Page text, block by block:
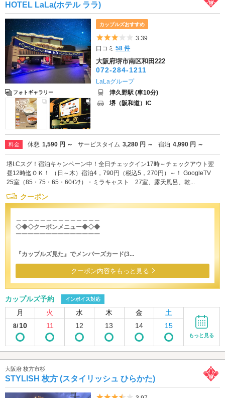
HOTEL LaLa(ホテル ララ)
フォトギャラリー
カップルズおすすめ
5つ星のうち3
3.39
口コミ58 件
大阪府堺市南区和田222
072-284-1211
LaLaグループ
津久野駅 (車10分)
堺（阪和道）IC
料金 休憩 1,590 円 ～ サービスタイム 3,280 円 ～ 宿泊 4,990 円 ～
堺I.Cスグ！宿泊キャンペーン中！全日チェックイン17時～チェックアウト翌
昼12時迄ＯＫ！ （日～木）宿泊4，790円（税込5，270円）～！ GoogleTV
25室（85・75・65・60ｲﾝﾁ）・ミラキャスト 27室、露天風呂、乾...
クーポン
◇◆◇クーポンメニュー◆◇◆
￣￣￣￣￣￣￣￣￣￣￣￣￣￣
『カップルズ見た』でメンバーズカード(3...
クーポン内容をもっと見る
カップルズ予約 インボイス対応
月 火 水 木 金 土
8/ 10 11 12 13 14 15
もっと見る
大阪府 枚方市杉
STYLISH 枚方 (スタイリッシュ ひらかた)